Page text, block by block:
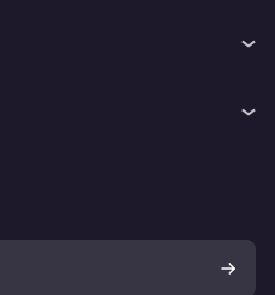
Dein Widerrufsrecht